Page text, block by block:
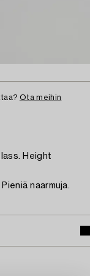
Ota meihin
Height
naarmuja.